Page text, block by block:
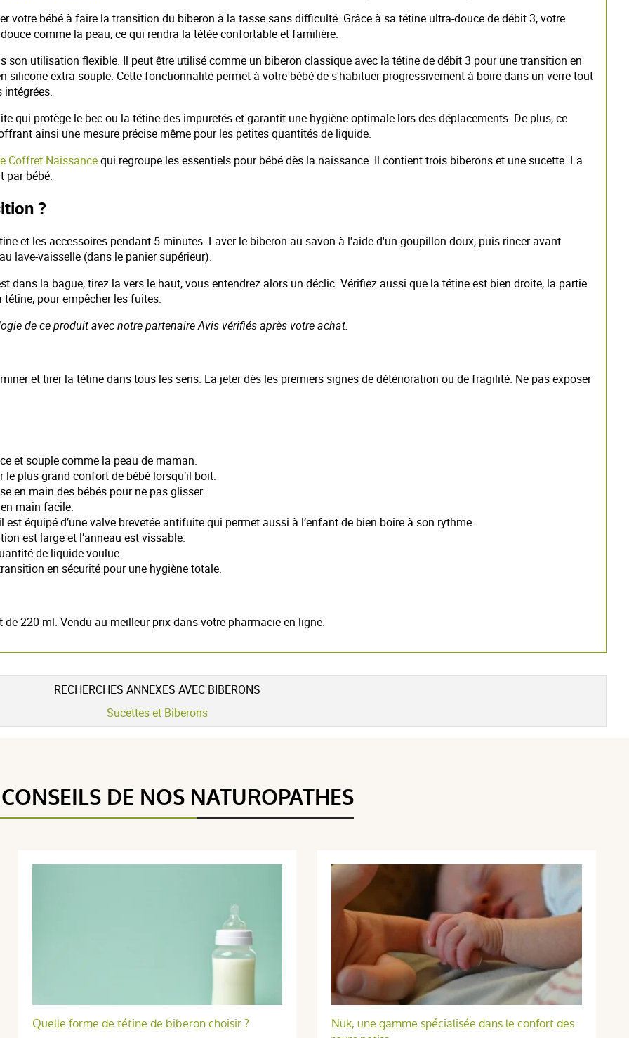
votre bébé à faire la transition du biberon à la tasse sans difficulté. Grâce à sa tétine ultra-douce de débit 3, votre
comme la peau, ce qui rendra la tétée confortable et familière.
son utilisation flexible. Il peut être utilisé comme un biberon classique avec la tétine de débit 3 pour une transition en
silicone extra-souple. Cette fonctionnalité permet à votre bébé de s'habituer progressivement à boire dans un verre tout
qui protège le bec ou la tétine des impuretés et garantit une hygiène optimale lors des déplacements. De plus, ce
ainsi une mesure précise même pour les petites quantités de liquide.
Coffret Naissancequi regroupe les essentiels pour bébé dès la naissance. Il contient trois biberons et une sucette. La
par bébé.
?
et les accessoires pendant 5 minutes. Laver le biberon au savon à l'aide d'un goupillon doux, puis rincer avant
lave-vaisselle (dans le panier supérieur).
dans la bague, tirez la vers le haut, vous entendrez alors un déclic. Vérifiez aussi que la tétine est bien droite, la partie
pour empêcher les fuites.
de ce produit avec notre partenaire Avis vérifiés après votre achat.
et tirer la tétine dans tous les sens. La jeter dès les premiers signes de détérioration ou de fragilité. Ne pas exposer
et souple comme la peau de maman.
plus grand confort de bébé lorsqu’il boit.
en main des bébés pour ne pas glisser.
main facile.
équipé d’une valve brevetée antifuite qui permet aussi à l’enfant de bien boire à son rythme.
est large et l’anneau est vissable.
de liquide voulue.
en sécurité pour une hygiène totale.
220 ml. Vendu au meilleur prix dans votre pharmacie en ligne.
RECHERCHES ANNEXES AVEC BIBERONS
Sucettes et Biberons
DE NOS NATUROPATHES
Quelle forme de tétine de biberon choisir ?
Nuk, une gamme spécialisée dans le confort des